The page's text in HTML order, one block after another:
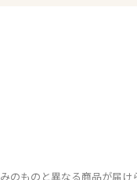
ものと異なる商品が届け